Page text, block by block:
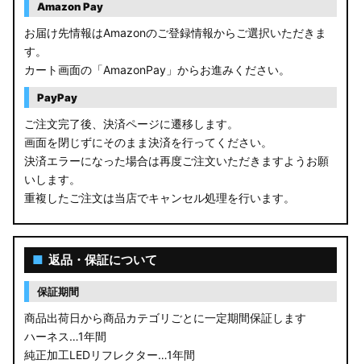
Amazon Pay
お届け先情報はAmazonのご登録情報からご選択いただきま
す。
カート画面の「AmazonPay」からお進みください。
PayPay
ご注文完了後、決済ページに遷移します。
画面を閉じずにそのまま決済を行ってください。
決済エラーになった場合は再度ご注文いただきますようお願
いします。
重複したご注文は当店でキャンセル処理を行います。
■ 返品・保証について
保証期間
商品出荷日から商品カテゴリごとに一定期間保証します
ハーネス…1年間
純正加工LEDリフレクター…1年間